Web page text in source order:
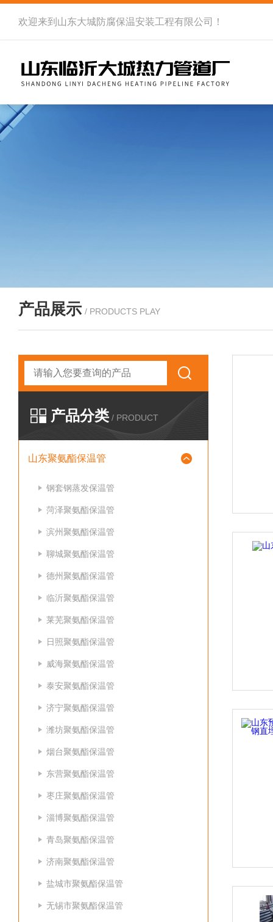
欢迎来到 山东大城防腐保温安装工程有限公司 ！
产品展示 / PRODUCTS PLAY
产品分类 / PRODUCT
山东聚氨酯保温管
钢套钢蒸发保温管
菏泽聚氨酯保温管
滨州聚氨酯保温管
聊城聚氨酯保温管
德州聚氨酯保温管
临沂聚氨酯保温管
莱芜聚氨酯保温管
日照聚氨酯保温管
威海聚氨酯保温管
泰安聚氨酯保温管
济宁聚氨酯保温管
潍坊聚氨酯保温管
烟台聚氨酯保温管
东营聚氨酯保温管
枣庄聚氨酯保温管
淄博聚氨酯保温管
青岛聚氨酯保温管
济南聚氨酯保温管
盐城市聚氨酯保温管
无锡市聚氨酯保温管